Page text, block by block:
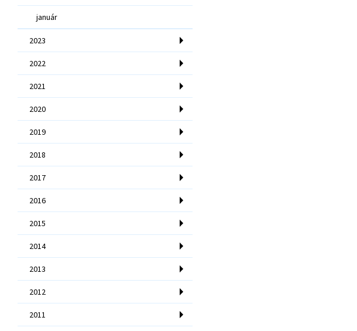
január
2023
2022
2021
2020
2019
2018
2017
2016
2015
2014
2013
2012
2011